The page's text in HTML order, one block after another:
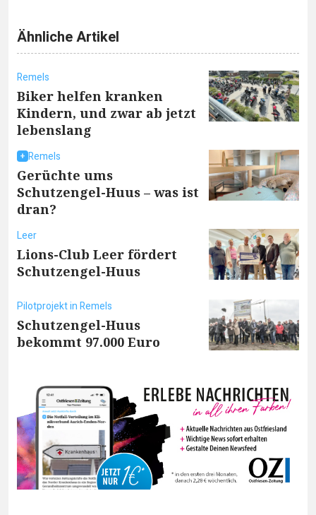
Ähnliche Artikel
Remels
Biker helfen kranken
Kindern, und zwar ab jetzt
lebenslang
Remels
Gerüchte ums
Schutzengel-Huus – was ist
dran?
Leer
Lions-Club Leer fördert
Schutzengel-Huus
Pilotprojekt in Remels
Schutzengel-Huus
bekommt 97.000 Euro